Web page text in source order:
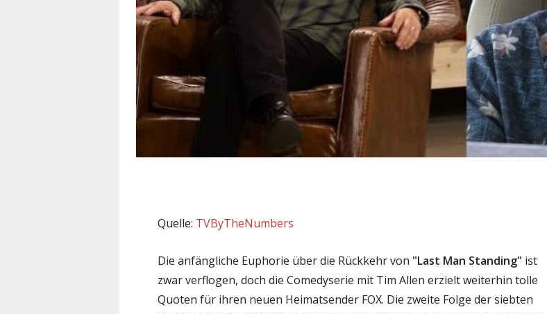
Quelle: TVByTheNumbers
Die anfängliche Euphorie über die Rückkehr von "Last Man Standing" ist
zwar verflogen, doch die Comedyserie mit Tim Allen erzielt weiterhin tolle
Quoten für ihren neuen Heimatsender FOX. Die zweite Folge der siebten